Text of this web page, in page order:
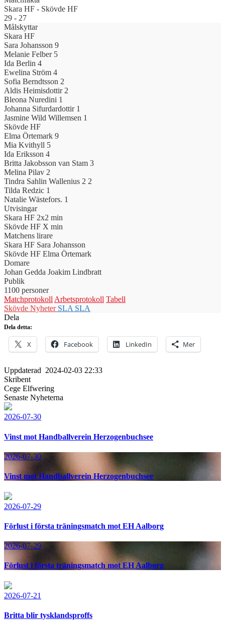
Skara HF - Skövde HF
29 - 27
Målskyttar
Skara HF
Sara Johansson 9
Melanie Felber 5
Ida Berlin 4
Ewelina Ström 4
Sofia Berndtsson 2
Aldis Heimisdottir 2
Bleona Nuredini 1
Johanna Sifurdardottir 1
Jasmine Wild Willemsen 1
Skövde HF
Elma Örtemark 9
Mia Kvithyll 5
Ida Eriksson 4
Britta Jakobsson van Stam 3
Melina Pilav 2
Tindra Sahlin Wallenius 2 2
Tilda Redzic 1
Natalie Wästefors. 1
Utvisingar
Skara HF 2x2 min
Skövde HF X min
Matchens lirare
Skara HF Sara Johansson
Skövde HF Elma Örtemark
Domare
Johan Gedda Joakim Lindbratt
Publik
1100 personer
MatchprotokollArbetsprotokoll Tabell
Skövde Nyheter SLA SLA
Dela
Dela detta:
X Facebook LinkedIn Mer
Uppdaterad 2024-02-03 22:33
Skribent
Cege Elfwering
Senaste Nyheterna
2026-07-30
Vinst mot Handballverein Herzogenbuchsee
2026-07-30
Vinst mot Handballverein Herzogenbuchsee
2026-07-29
Förlust i första träningsmatch mot EH Aalborg
2026-07-29
Förlust i första träningsmatch mot EH Aalborg
2026-07-21
Britta blir tysklandsproffs